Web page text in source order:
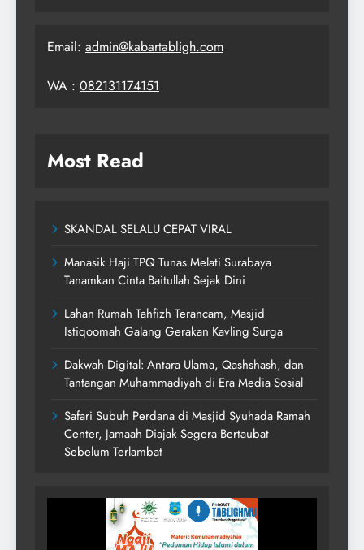
Email: admin@kabartabligh.com
WA : 082131174151
Most Read
SKANDAL SELALU CEPAT VIRAL
Manasik Haji TPQ Tunas Melati Surabaya
Tanamkan Cinta Baitullah Sejak Dini
Lahan Rumah Tahfizh Terancam, Masjid
Istiqoomah Galang Gerakan Kavling Surga
Dakwah Digital: Antara Ulama, Qashshash, dan
Tantangan Muhammadiyah di Era Media Sosial
Safari Subuh Perdana di Masjid Syuhada Ramah
Center, Jamaah Diajak Segera Bertaubat
Sebelum Terlambat